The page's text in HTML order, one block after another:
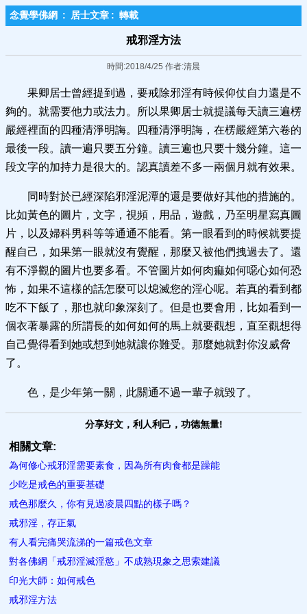
念覺學佛網 : 居士文章 : 轉載
戒邪淫方法
時間:2018/4/25 作者:清晨
果卿居士曾經提到過，要戒除邪淫有時候仰仗自力還是不
夠的。就需要他力或法力。所以果卿居士就提議每天讀三遍楞
嚴經裡面的四種清淨明誨。四種清淨明誨，在楞嚴經第六卷的
最後一段。讀一遍只要五分鐘。讀三遍也只要十幾分鐘。這一
段文字的加持力是很大的。認真讀差不多一兩個月就有效果。
同時對於已經深陷邪淫泥潭的還是要做好其他的措施的。
比如黃色的圖片，文字，視頻，用品，遊戲，乃至明星寫真圖
片，以及婦科男科等等通通不能看。第一眼看到的時候就要提
醒自己，如果第一眼就沒有覺醒，那麼又被他們拽過去了。還
有不淨觀的圖片也要多看。不管圖片如何肉痲如何噁心如何恐
怖，如果不這樣的話怎麼可以熄滅您的淫心呢。若真的看到都
吃不下飯了，那也就印象深刻了。但是也要會用，比如看到一
個衣著暴露的所謂長的如何如何的馬上就要觀想，直至觀想得
自己覺得看到她或想到她就讓你難受。那麼她就對你沒威脅
了。
色，是少年第一關，此關通不過一輩子就毀了。
分享好文，利人利己，功德無量!
相關文章:
為何修心戒邪淫需要素食，因為所有肉食都是躁能
少吃是戒色的重要基礎
戒色那麼久，你有見過凌晨四點的樣子嗎？
戒邪淫，存正氣
有人看完痛哭流涕的一篇戒色文章
對各佛網「戒邪淫滅淫慾」不成熟現象之思索建議
印光大師：如何戒色
戒邪淫方法